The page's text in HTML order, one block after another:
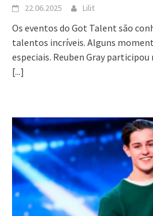
22.06.2025 Lilit
Os eventos do Got Talent são
talentos incríveis. Alguns
especiais. Reuben Gray
[...]